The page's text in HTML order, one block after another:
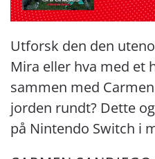
Utforsk den den
Mira eller hva med et
sammen med
jorden rundt? Dette
på Nintendo Switch i